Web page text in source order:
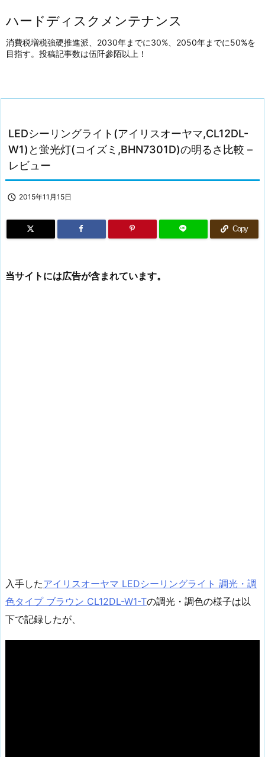
ハードディスクメンテナンス
消費税増税強硬推進派、2030年までに30%、2050年までに50%を
目指す。投稿記事数は伍阡參陌以上！
LEDシーリングライト(アイリスオーヤマ,CL12DL-
W1)と蛍光灯(コイズミ,BHN7301D)の明るさ比較 –
レビュー
 2015年11月15日
Copy
当サイトには広告が含まれています。
入手したアイリスオーヤマ LEDシーリングライト 調光・調
色タイプ ブラウン CL12DL-W1-Tの調光・調色の様子は以
下で記録したが、